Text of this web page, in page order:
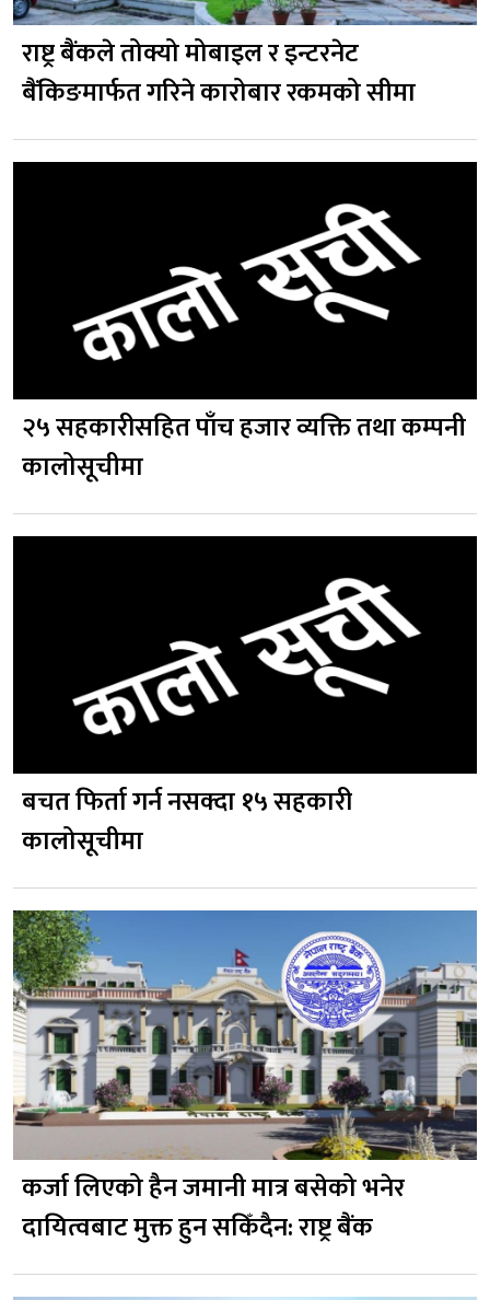
राष्ट्र बैंकले तोक्यो मोबाइल र इन्टरनेट
बैंकिङमार्फत गरिने कारोबार रकमको सीमा
२५ सहकारीसहित पाँच हजार व्यक्ति तथा कम्पनी
कालोसूचीमा
बचत फिर्ता गर्न नसक्दा १५ सहकारी
कालोसूचीमा
कर्जा लिएको हैन जमानी मात्र बसेको भनेर
दायित्वबाट मुक्त हुन सकिँदैन: राष्ट्र बैंक